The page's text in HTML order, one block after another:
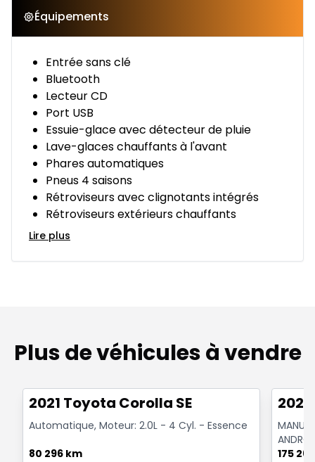
Équipements
Entrée sans clé
Bluetooth
Lecteur CD
Port USB
Essuie-glace avec détecteur de pluie
Lave-glaces chauffants à l'avant
Phares automatiques
Pneus 4 saisons
Rétroviseurs avec clignotants intégrés
Rétroviseurs extérieurs chauffants
Lire plus
Plus de véhicules à vendre
2021 Toyota Corolla SE
Automatique, Moteur: 2.0L - 4 Cyl. - Essence
80 296 km
175